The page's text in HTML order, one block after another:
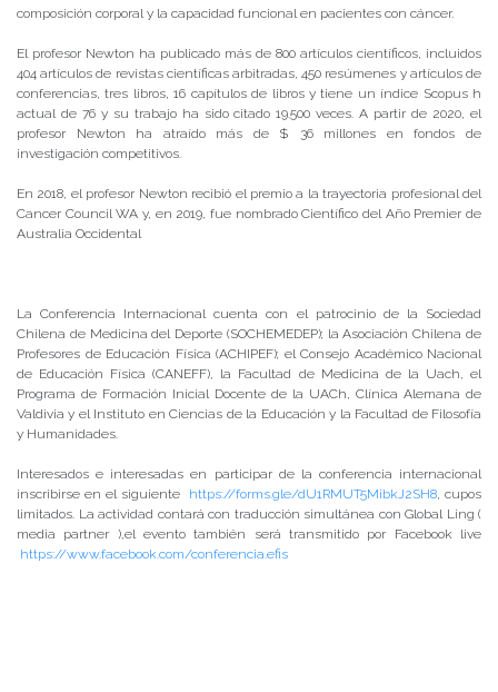
composición corporal y la capacidad funcional en pacientes con cáncer.
El profesor Newton ha publicado más de 800 artículos científicos, incluidos
404 artículos de revistas científicas arbitradas, 450 resúmenes y artículos de
conferencias, tres libros, 16 capítulos de libros y tiene un índice Scopus h
actual de 76 y su trabajo ha sido citado 19.500 veces. A partir de 2020, el
profesor Newton ha atraído más de $ 36 millones en fondos de
investigación competitivos.
En 2018, el profesor Newton recibió el premio a la trayectoria profesional del
Cancer Council WA y, en 2019, fue nombrado Científico del Año Premier de
Australia Occidental
La Conferencia Internacional cuenta con el patrocinio de la Sociedad
Chilena de Medicina del Deporte (SOCHEMEDEP); la Asociación Chilena de
Profesores de Educación Física (ACHIPEF); el Consejo Académico Nacional
de Educación Física (CANEFF), la Facultad de Medicina de la Uach, el
Programa de Formación Inicial Docente de la UACh, Clínica Alemana de
Valdivia y el Instituto en Ciencias de la Educación y la Facultad de Filosofía
y Humanidades.
Interesados e interesadas en participar de la conferencia internacional
inscribirse en el siguiente https://forms.gle/dU1RMUT5MibkJ2SH8 , cupos
limitados. La actividad contará con traducción simultánea con Global Ling (
media partner ),el evento también será transmitido por Facebook live
https://www.facebook.com/conferencia.efis